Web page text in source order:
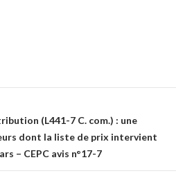
(L441-7 C. com.) : une
dont la liste de prix intervient
– CEPC avis n°17-7